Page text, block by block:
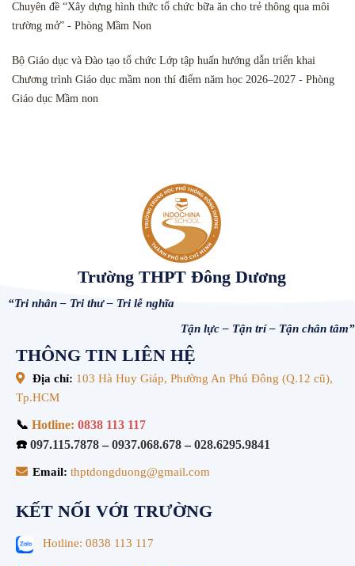
Chuyên đề “Xây dựng hình thức tổ chức bữa ăn cho trẻ thông qua môi
trường mở” - Phòng Mầm Non
Bộ Giáo dục và Đào tạo tổ chức Lớp tập huấn hướng dẫn triển khai
Chương trình Giáo dục mầm non thí điểm năm học 2026–2027 - Phòng
Giáo dục Mầm non
Trường THPT Đông Dương
“Tri nhân – Tri thư – Tri lễ nghĩa
Tận lực – Tận trí – Tận chân tâm”
THÔNG TIN LIÊN HỆ
Địa chỉ: 103 Hà Huy Giáp, Phường An Phú Đông (Q.12 cũ),
Tp.HCM
📞 Hotline: 0838 113 117
☎️ 097.115.7878–0937.068.678–028.6295.9841
Email: thptdongduong@gmail.com
KẾT NỐI VỚI TRƯỜNG
Hotline: 0838 113 117